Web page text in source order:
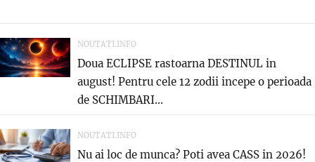
NOUTATI.INFO
Doua ECLIPSE rastoarna DESTINUL in
august! Pentru cele 12 zodii incepe o perioada
de SCHIMBARI...
NOUTATI.INFO
Nu ai loc de munca? Poti avea CASS in 2026!